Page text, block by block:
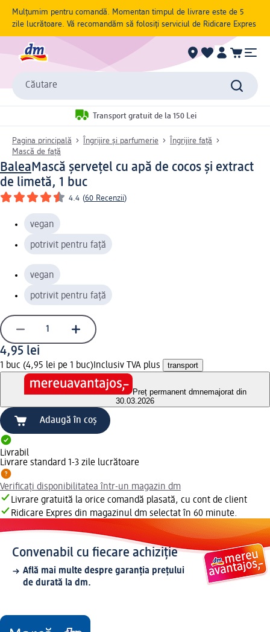
Mulțumim pentru comandă. Momentan timpul de livrare este de 5
zile lucrătoare. Vă recomandăm să folosiți serviciul de Ridicare Expres
Căutare
Transport gratuit de la 150 Lei
Pagina principală Îngrijire și parfumerie
Îngrijire față
Mască de față
BaleaMască șervețel cu apă de cocos și extract
de limetă, 1 buc
4.4 (60 Recenzii)
vegan
potrivit pentru față
vegan
potrivit pentru față
4,95 lei
1 buc (4,95 lei pe 1 buc) Inclusiv TVA plus transport
Preț permanent dmnemajorat din
30.03.2026
Adaugă în coș
Livrabil
Livrare standard 1-3 zile lucrătoare
Verificați disponibilitatea într-un magazin dm
Livrare gratuită la orice comandă plasată, cu cont de client
Ridicare Expres din magazinul dm selectat în 60 minute.
Convenabil cu fiecare achiziție
Află mai multe despre garanția prețului
de durată la dm.